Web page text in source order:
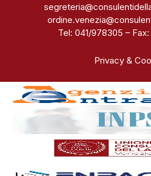
Tel: 041/978305 –
Privacy &